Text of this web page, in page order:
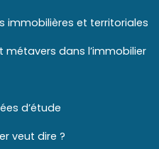
immobilières et territoriales
métavers dans l’immobilier
d’étude
veut dire ?